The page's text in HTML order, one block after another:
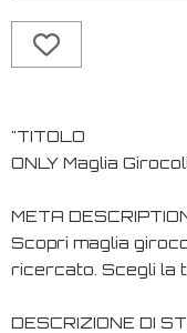
"TITOLO
ONLY Maglia
META
Scopri maglia
ricercato. Scegli la
DESCRIZIONE DI